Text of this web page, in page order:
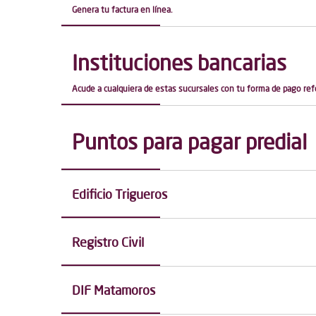
Genera tu factura en línea.
Instituciones bancarias
Acude a cualquiera de estas sucursales con tu forma de pago
Puntos para pagar predial
Edificio Trigueros
Registro Civil
DIF Matamoros